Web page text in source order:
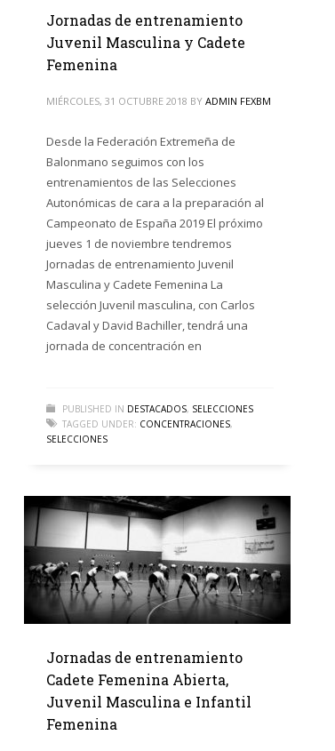
Jornadas de entrenamiento
Juvenil Masculina y Cadete
Femenina
MIÉRCOLES, 31 OCTUBRE 2018 BY ADMIN FEXBM
Desde la Federación Extremeña de
Balonmano seguimos con los
entrenamientos de las Selecciones
Autonómicas de cara a la preparación al
Campeonato de España 2019 El próximo
jueves 1 de noviembre tendremos
Jornadas de entrenamiento Juvenil
Masculina y Cadete Femenina La
selección Juvenil masculina, con Carlos
Cadaval y David Bachiller, tendrá una
jornada de concentración en
PUBLISHED IN DESTACADOS, SELECCIONES
TAGGED UNDER: CONCENTRACIONES,
SELECCIONES
Jornadas de entrenamiento
Cadete Femenina Abierta,
Juvenil Masculina e Infantil
Femenina